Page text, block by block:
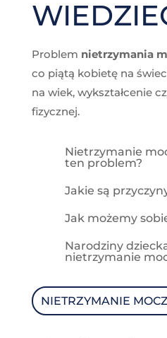
Problem nietrzymania
co piątą kobietę na
na wiek, wykształcenie
fizycznej.
Nietrzymanie
ten problem?
Jakie są
Jak możemy
Narodziny
nietrzymanie
NIETRZYMANIE